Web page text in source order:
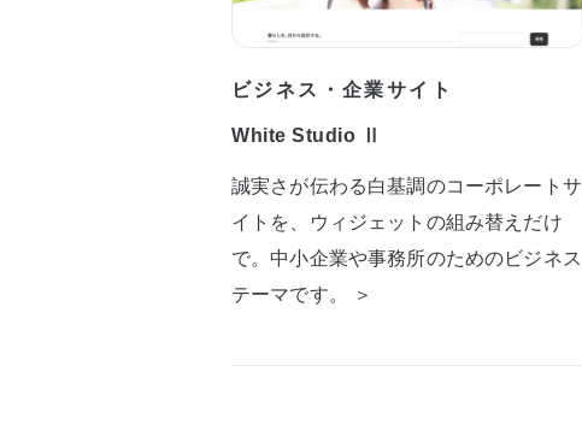
ビジネス・企業サイト
White Studio Ⅱ
誠実さが伝わる白基調のコーポレートサ
イトを、ウィジェットの組み替えだけ
で。中小企業や事務所のためのビジネス
テーマです。 ＞